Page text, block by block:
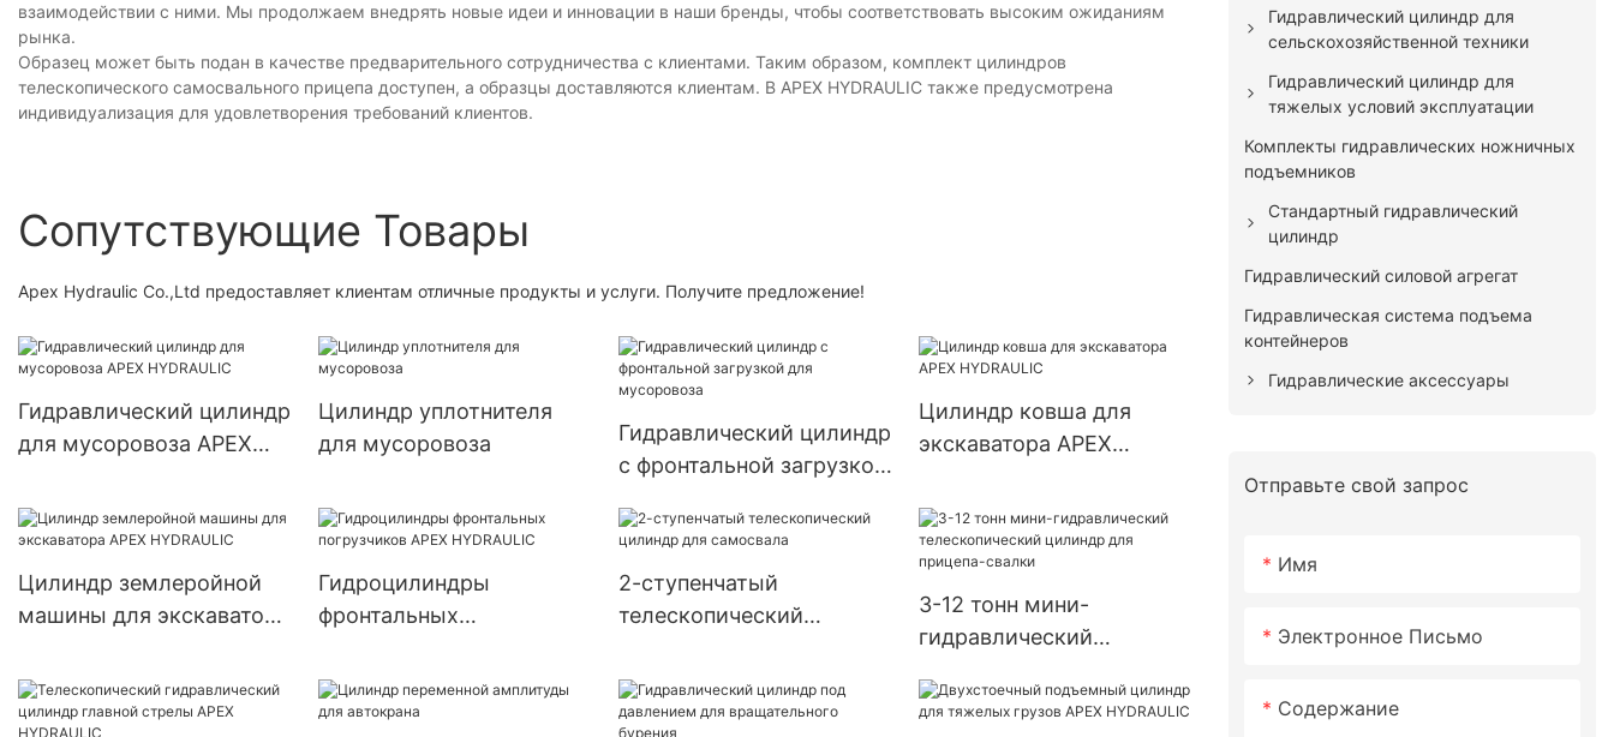
взаимодействии с ними. Мы продолжаем внедрять новые идеи и инновации в наши бренды, чтобы соответствовать высоким ожиданиям
рынка.
Образец может быть подан в качестве предварительного сотрудничества с клиентами. Таким образом, комплект цилиндров
телескопического самосвального прицепа доступен, а образцы доставляются клиентам. В APEX HYDRAULIC также предусмотрена
индивидуализация для удовлетворения требований клиентов.
Сопутствующие Товары
Apex Hydraulic Co.,Ltd предоставляет клиентам отличные продукты и услуги. Получите предложение!
Гидравлический цилиндр
для мусоровоза APEX
Цилиндр уплотнителя
для мусоровоза
Гидравлический цилиндр
с фронтальной загрузкой
Цилиндр ковша для
экскаватора APEX
Цилиндр землеройной
машины для экскаватора
Гидроцилиндры
фронтальных
HYDRAULIC
2-ступенчатый
телескопический
3-12 тонн мини-
гидравлический
цилиндр для прицепа-
Гидравлический цилиндр для
сельскохозяйственной техники
Гидравлический цилиндр для
тяжелых условий эксплуатации
Комплекты гидравлических ножничных
подъемников
Стандартный гидравлический
цилиндр
Гидравлический силовой агрегат
Гидравлическая система подъема
контейнеров
Гидравлические аксессуары
Отправьте свой запрос
Имя
Электронное Письмо
Содержание